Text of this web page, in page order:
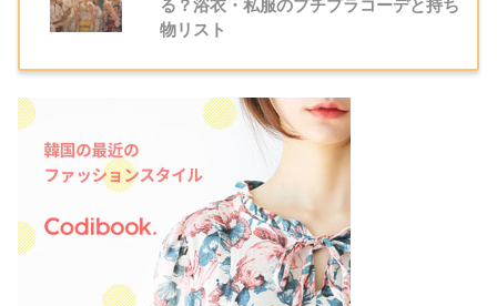
る？浴衣・私服のプチプラコーデと持ち
物リスト